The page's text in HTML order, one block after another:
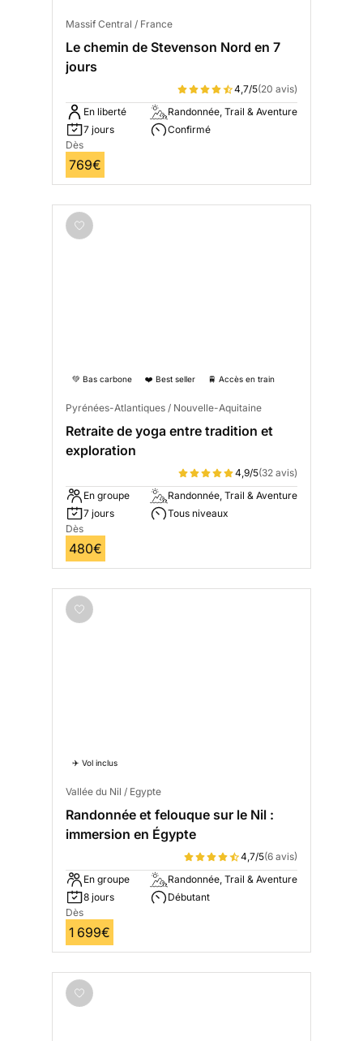
Massif Central / France
Le chemin de Stevenson Nord en 7
jours
4,7/5(20 avis)
En liberté
7 jours
Randonnée, Trail & Aventure
Confirmé
Dès
769€
💚 Bas carbone ❤️ Best seller 🚆 Accès en train
Pyrénées-Atlantiques / Nouvelle-Aquitaine
Retraite de yoga entre tradition et
exploration
4,9/5(32 avis)
En groupe
7 jours
Randonnée, Trail & Aventure
Tous niveaux
Dès
480€
✈️ Vol inclus
Vallée du Nil / Egypte
Randonnée et felouque sur le Nil :
immersion en Égypte
4,7/5(6 avis)
En groupe
8 jours
Randonnée, Trail & Aventure
Débutant
Dès
1 699€